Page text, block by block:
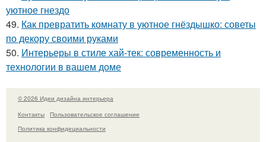
уютное гнездо
49. Как превратить комнату в уютное гнёздышко: советы
по декору своими руками
50. Интерьеры в стиле хай-тек: современность и
технологии в вашем доме
© 2026 Идеи дизайна интерьера
Контакты
Пользовательское соглашение
Политика конфидециальности